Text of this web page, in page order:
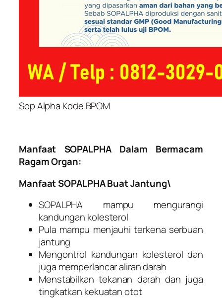
Sop Alpha Kode BPOM
Manfaat SOPALPHA Dalam Bermacam
Ragam Organ:
Manfaat SOPALPHA Buat Jantung\
SOPALPHA mampu mengurangi
kandungan kolesterol
Pula mampu menjauhi terkena serbuan
jantung
Mengontrol kandungan kolesterol dan
juga memperlancar aliran darah
Menstabilkan tekanan darah dan juga
tingkatkan kekuatan otot